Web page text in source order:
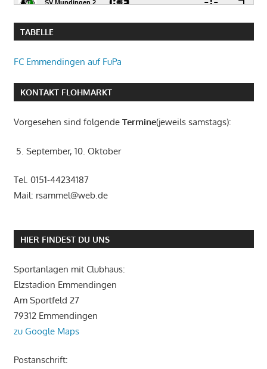
TABELLE
FC Emmendingen auf FuPa
KONTAKT FLOHMARKT
Vorgesehen sind folgende Termine(jeweils samstags):
5. September, 10. Oktober
Tel. 0151-44234187
Mail: rsammel@web.de
HIER FINDEST DU UNS
Sportanlagen mit Clubhaus:
Elzstadion Emmendingen
Am Sportfeld 27
79312 Emmendingen
zu Google Maps
Postanschrift: